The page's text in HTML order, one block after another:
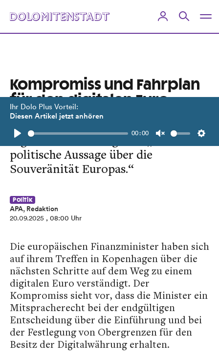
Ihr Dolo Plus Vorteil:
Diesen Artikel jetzt anhören
Play
00:00
Unmute
Kompromiss und Fahrplan
für den digitalen Euro
Bargeld soll nicht ersetzt, sondern
ergänzt werden. Lagarde: „Eine
politische Aussage über die
Souveränität Europas.“
Politik
APA, Redaktion
20.09.2025 , 08:00 Uhr
Die europäischen Finanzminister haben sich
auf ihrem Treffen in Kopenhagen über die
nächsten Schritte auf dem Weg zu einem
digitalen Euro verständigt. Der
Kompromiss sieht vor, dass die Minister ein
Mitspracherecht bei der endgültigen
Entscheidung über die Einführung und bei
der Festlegung von Obergrenzen für den
Besitz der Digitalwährung erhalten.